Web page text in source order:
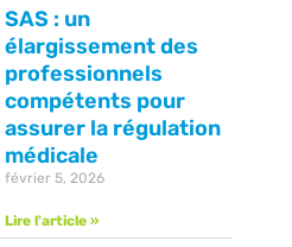
SAS : un
élargissement des
professionnels
compétents pour
assurer la régulation
médicale
février 5, 2026
Lire l'article »